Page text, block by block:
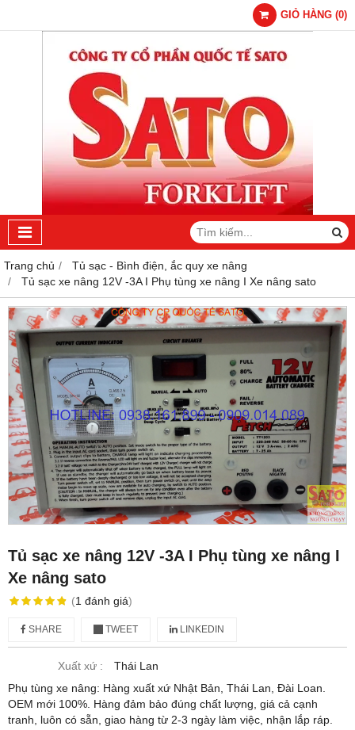
GIỎ HÀNG (0)
Trang chủ
Tủ sạc - Bình điện, ắc quy xe nâng
Tủ sạc xe nâng 12V -3A I Phụ tùng xe nâng I Xe nâng sato
Tủ sạc xe nâng 12V -3A I Phụ tùng xe nâng I
Xe nâng sato
(1 đánh giá)
SHARE TWEET LINKEDIN
Xuất xứ :
Thái Lan
Phụ tùng xe nâng: Hàng xuất xứ Nhật Bản, Thái Lan, Đài Loan.
OEM mới 100%. Hàng đảm bảo đúng chất lượng, giá cả cạnh
tranh, luôn có sẵn, giao hàng từ 2-3 ngày làm việc, nhận lắp ráp.